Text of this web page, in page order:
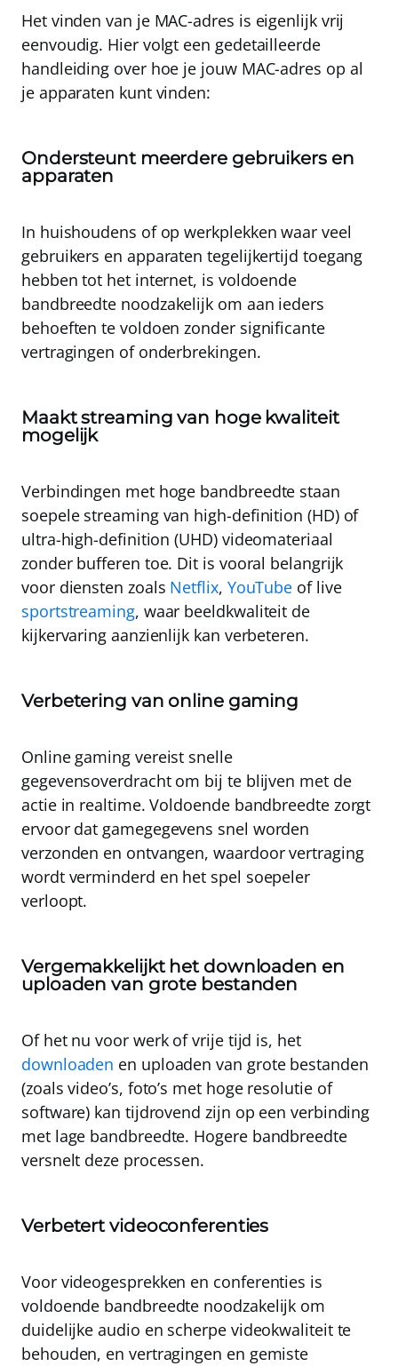
Het vinden van je MAC-adres is eigenlijk vrij
eenvoudig. Hier volgt een gedetailleerde
handleiding over hoe je jouw MAC-adres op al
je apparaten kunt vinden:
Ondersteunt meerdere gebruikers en
apparaten
In huishoudens of op werkplekken waar veel
gebruikers en apparaten tegelijkertijd toegang
hebben tot het internet, is voldoende
bandbreedte noodzakelijk om aan ieders
behoeften te voldoen zonder significante
vertragingen of onderbrekingen.
Maakt streaming van hoge kwaliteit
mogelijk
Verbindingen met hoge bandbreedte staan
soepele streaming van high-definition (HD) of
ultra-high-definition (UHD) videomateriaal
zonder bufferen toe. Dit is vooral belangrijk
voor diensten zoals Netflix, YouTube of live
sportstreaming, waar beeldkwaliteit de
kijkervaring aanzienlijk kan verbeteren.
Verbetering van online gaming
Online gamingvereist snelle
gegevensoverdracht om bij te blijven met de
actie in realtime. Voldoende bandbreedte zorgt
ervoor dat gamegegevens snel worden
verzonden en ontvangen, waardoor vertraging
wordt verminderd en het spel soepeler
verloopt.
Vergemakkelijkt het downloaden en
uploaden van grote bestanden
Of het nu voor werk of vrije tijd is, het
downloaden en uploaden van grote bestanden
(zoals video’s, foto’s met hoge resolutie of
software) kan tijdrovend zijn op een verbinding
met lage bandbreedte. Hogere bandbreedte
versnelt deze processen.
Verbetert videoconferenties
Voor videogesprekken en conferenties is
voldoende bandbreedte noodzakelijk om
duidelijke audio en scherpe videokwaliteit te
behouden, en vertragingen en gemiste